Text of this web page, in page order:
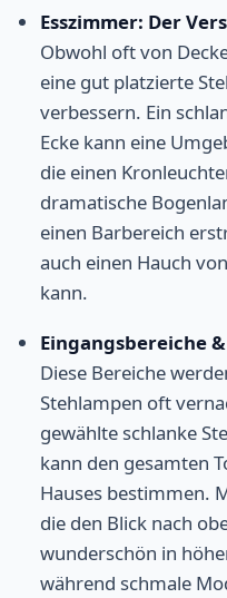
Esszimmer: Der
Obwohl oft von
eine gut platzierte
verbessern. Ein
Ecke kann eine
die einen
dramatische
einen Barbereich
auch einen Hauch
kann.
Eingangsbereiche
Diese Bereiche
Stehlampen oft
gewählte schlanke
kann den gesamten
Hauses bestimmen.
die den Blick nach
wunderschön in
während schmale